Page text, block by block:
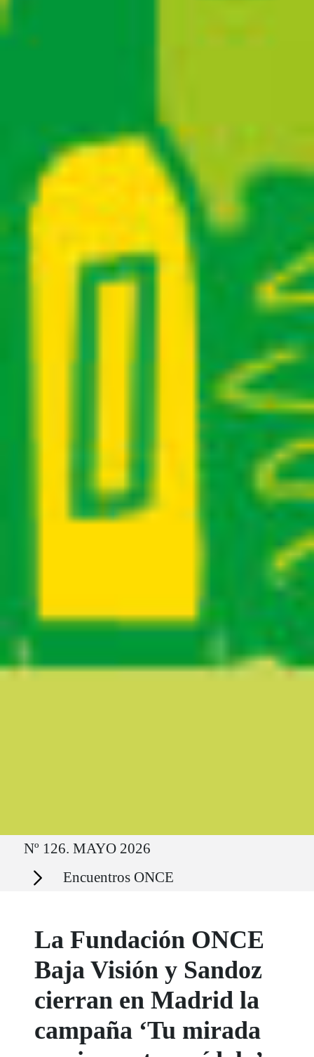
Ruta del sitio
Nº 126. MAYO 2026
Secciones Encuentros ONCE
La Fundación ONCE
Baja Visión y Sandoz
cierran en Madrid la
campaña ‘Tu mirada